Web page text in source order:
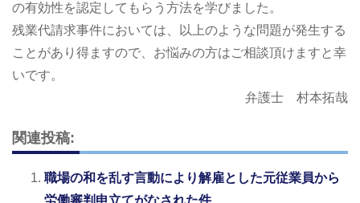
の有効性を認定してもらう方法を学びました。
残業代請求事件においては、以上のような問題が発生する
ことがあり得ますので、お悩みの方はご相談頂けますと幸
いです。
弁護士 村本拓哉
関連投稿:
職場の和を乱す言動により解雇とした元従業員から